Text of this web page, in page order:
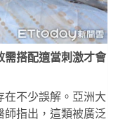
搭配適當刺激才會
在不少誤解。亞洲大
師指出，這類被廣泛